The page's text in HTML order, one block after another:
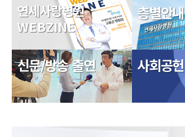
연세사랑병원
WEBZINE
신문/방송 출연
층별안내
사회공헌